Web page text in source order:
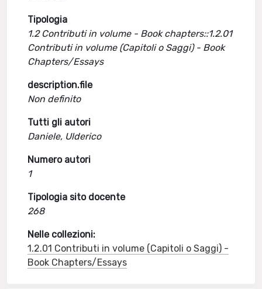
Tipologia
1.2 Contributi in volume - Book chapters::1.2.01
Contributi in volume (Capitoli o Saggi) - Book
Chapters/Essays
description.file
Non definito
Tutti gli autori
Daniele, Ulderico
Numero autori
1
Tipologia sito docente
268
Nelle collezioni:
1.2.01 Contributi in volume (Capitoli o Saggi) -
Book Chapters/Essays